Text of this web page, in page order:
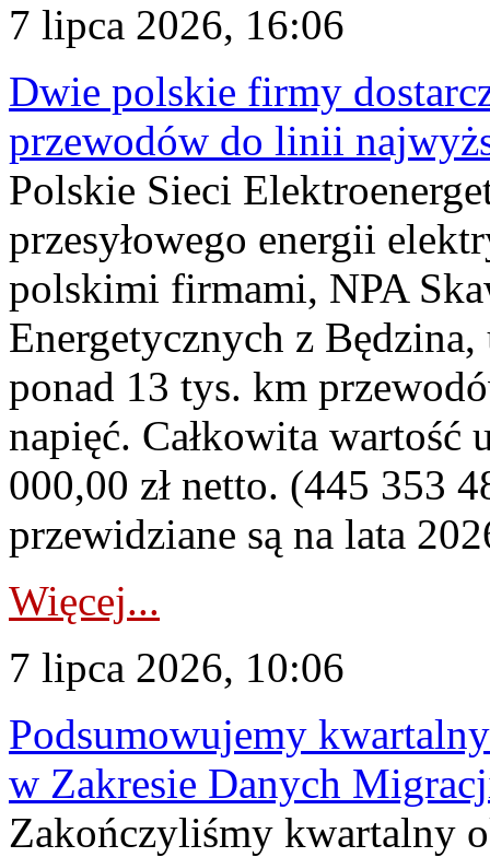
7 lipca 2026, 16:06
Dwie polskie firmy
przewodów do linii
Polskie Sieci
przesyłowego energii
polskimi firmami, NPA
Energetycznych z
ponad 13 tys. km
napięć. Całkowita
000,00 zł netto. (445 353
przewidziane są na lata
Więcej...
7 lipca 2026, 10:06
Podsumowujemy
w Zakresie Danych
Zakończyliśmy kwartalny